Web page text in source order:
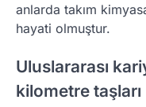
anlarda takım
hayati olmuştur.
Uluslararası
kilometre taşları